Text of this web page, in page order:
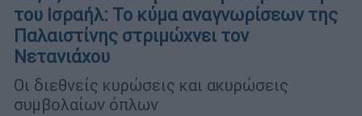
του Ισραήλ: Το κύμα αναγνωρίσεων της
Παλαιστίνης στριμώχνει τον
Νετανιάχου
Οι διεθνείς κυρώσεις και ακυρώσεις
συμβολαίων όπλων